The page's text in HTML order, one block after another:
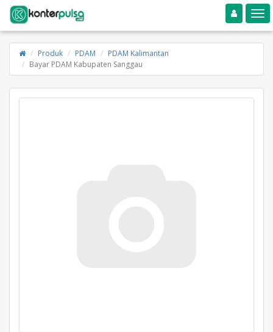
Toggle navigation
Produk PDAM
PDAM Kalimantan
Bayar PDAM Kabupaten Sanggau